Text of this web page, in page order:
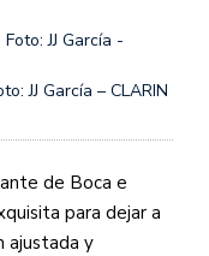
JJ García – CLARIN
de Boca e
para dejar a
ajustada y